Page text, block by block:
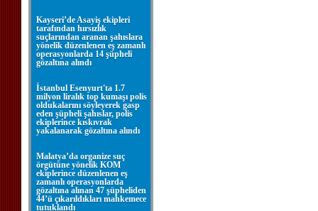
Kayseri’de Asayiş ekipleri
tarafından hırsızlık
suçlarından aranan şahıslara
yönelik düzenlenen eş zamanlı
operasyonlarda 14 şüpheli
gözaltına alındı
İstanbul Esenyurt'ta 1.7
milyon liralık top kumaşı polis
oldukalarını söyleyerek gasp
eden şüpheli şahıslar, polis
ekiplerince kıskıvrak
yakalanarak gözaltına alındı
Malatya’da organize suç
örgütüne yönelik KOM
ekiplerince düzenlenen eş
zamanlı operasyonlarda
gözaltına alınan 47 şüpheliden
44’ü çıkarıldıkları mahkemece
tutuklandı